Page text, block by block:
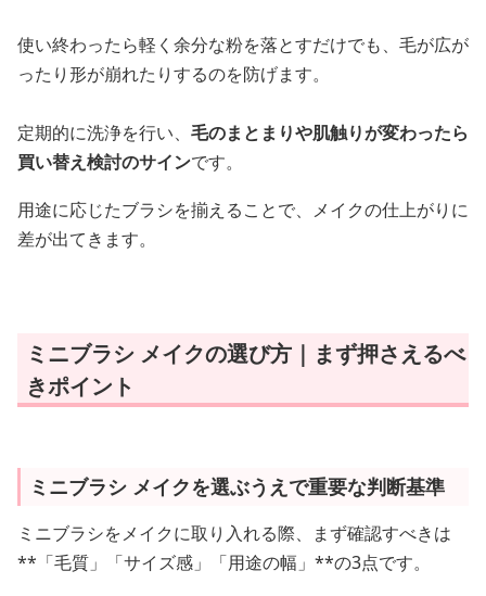
使い終わったら軽く余分な粉を落とすだけでも、毛が広が
ったり形が崩れたりするのを防げます。
定期的に洗浄を行い、 毛のまとまりや肌触りが変わったら
買い替え検討のサインです。
用途に応じたブラシを揃えることで、メイクの仕上がりに
差が出てきます。
ミニブラシ メイクの選び方｜まず押さえるべ
きポイント
ミニブラシ メイクを選ぶうえで重要な判断基準
ミニブラシをメイクに取り入れる際、まず確認すべきは
**「毛質」「サイズ感」「用途の幅」**の3点です。